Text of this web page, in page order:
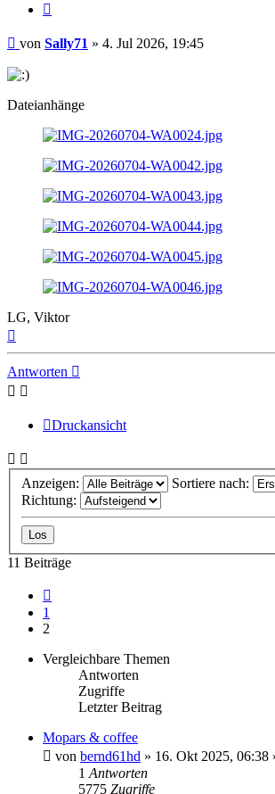
Beitrag
von Sally71 » 4. Jul 2026, 19:45
Dateianhänge
LG, Viktor
Antworten
Druckansicht
Anzeigen:
Sortiere nach:
Richtung:
11 Beiträge
1
2
Vergleichbare Themen
Antworten
Zugriffe
Letzter Beitrag
Mopars & coffee
von bernd61hd » 16. Okt 2025, 06:38
1 Antworten
5775 Zugriffe